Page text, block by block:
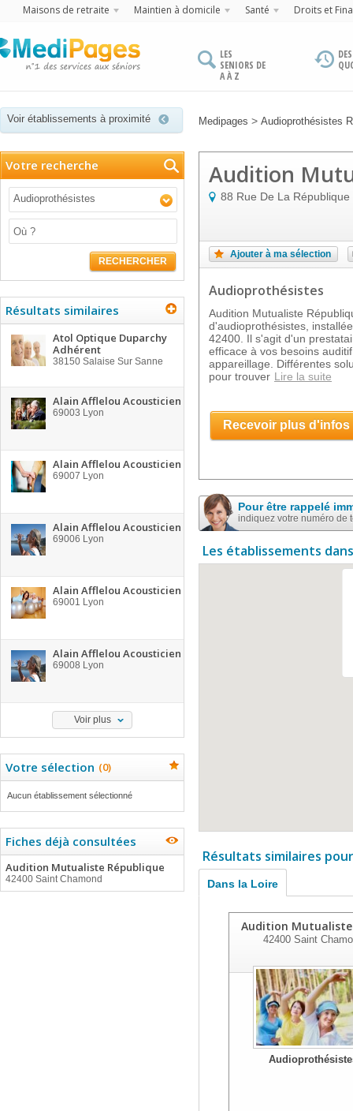
Maisons de retraite Maintien à domicile Santé Droits et
LES
SENIORS DE
A À Z
Voir établissements à proximité Medipages > Audioprothésistes
Votre recherche
Audioprothésistes
RECHERCHER
Résultats similaires
Atol Optique Duparchy
Adhérent
38150 Salaise Sur Sanne
Alain Afflelou Acousticien
69003 Lyon
Alain Afflelou Acousticien
69007 Lyon
Alain Afflelou Acousticien
69006 Lyon
Alain Afflelou Acousticien
69001 Lyon
Alain Afflelou Acousticien
69008 Lyon
Voir plus
Votre sélection (0)
Aucun établissement sélectionné
Fiches déjà consultées
Audition Mutualiste République
42400 Saint Chamond
Audition
88 Rue De La République
Ajouter à ma sélection
Audioprothésistes
Audition Mutualiste
d'audioprothésistes,
42400. Il s'agit d'un
efficace à vos besoins
appareillage. Différentes
pour trouver Lire la suite
Recevoir plus d'infos
Pour être rappelé
indiquez votre numéro de
Les établissements
Résultats similaires
Dans la Loire
Audition Mutualiste
42400Saint